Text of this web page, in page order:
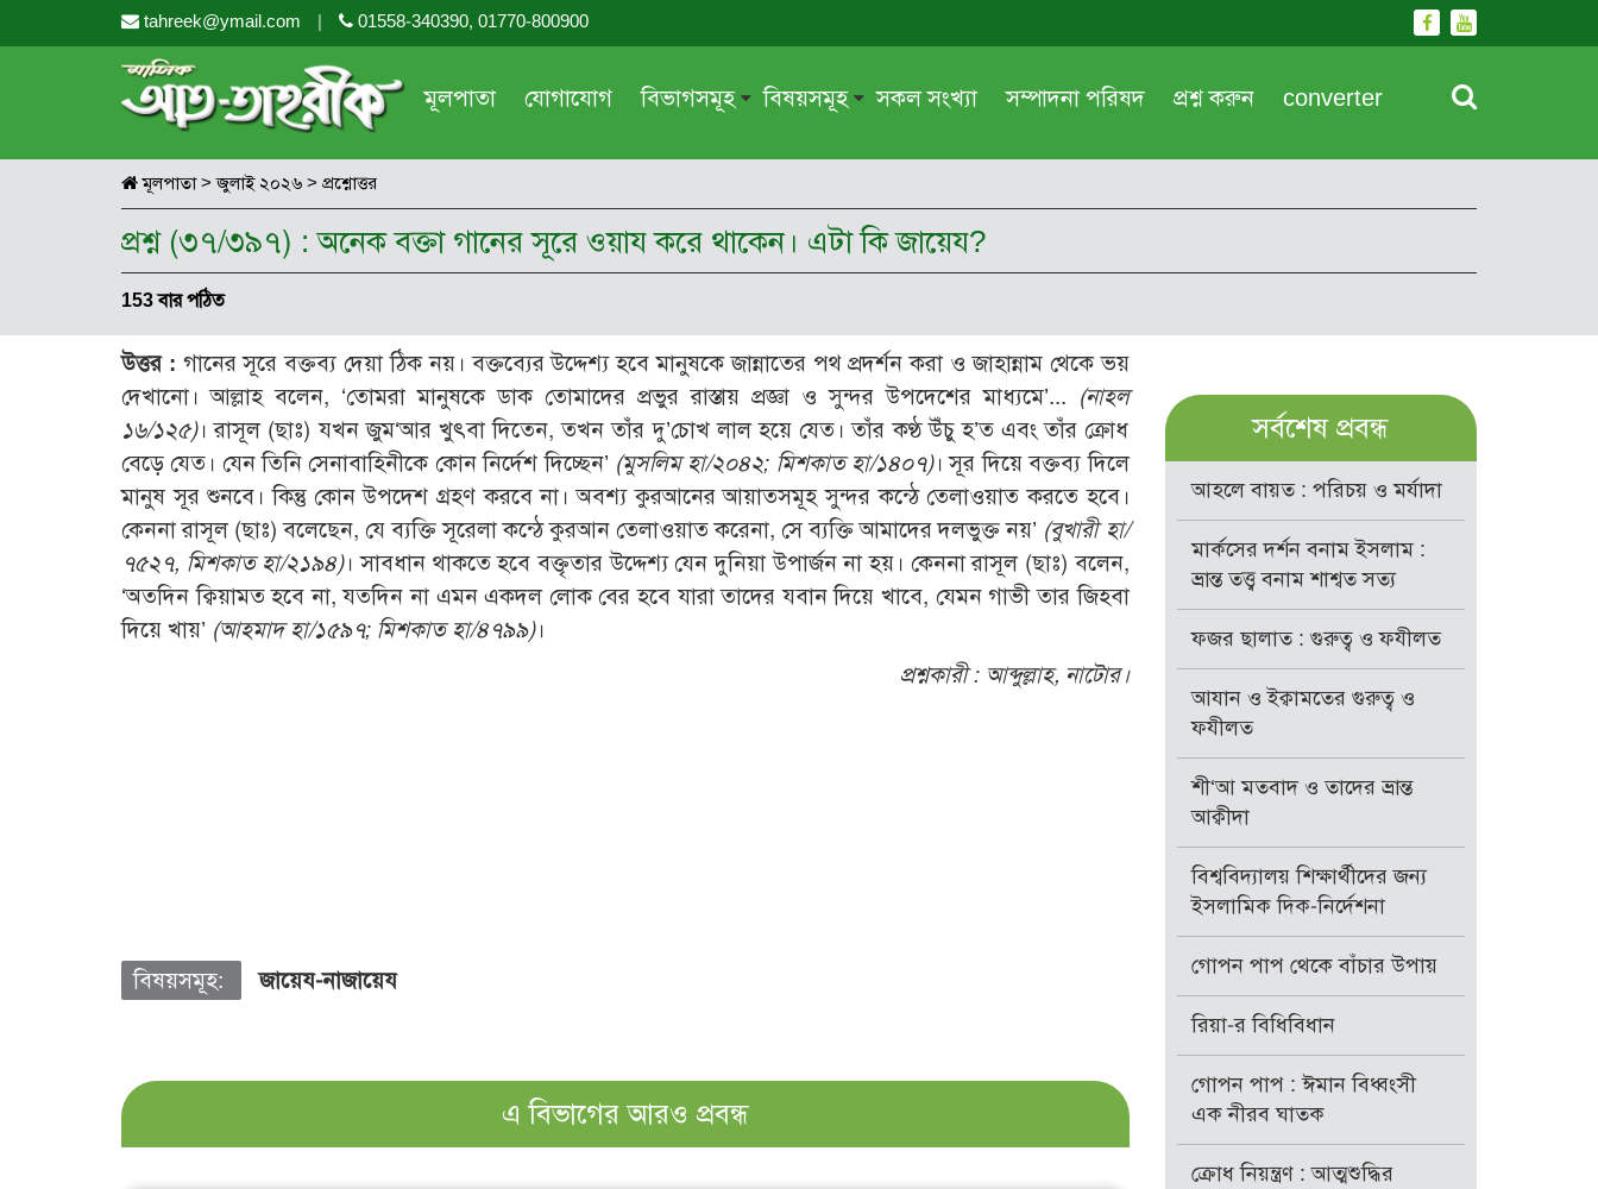
tahreek@ymail.com | 01558-340390, 01770-800900
মূলপাতা যোগাযোগ বিভাগসমূহ
দরসে কুরআন
সাময়িক প্রসঙ্গ
সময়ের ভাবনা
মহিলা অঙ্গন
আরও
বিষয়সমূহ
শিক্ষা ও সংস্কৃতি
পরকাল
নীতি-নৈতিকতা
তারবিয়াত
আরও
সকল সংখ্যা সম্পাদনা পরিষদ প্রশ্ন করুন converter
মূলপাতা> জুলাই ২০২৬ > প্রশ্নোত্তর
প্রশ্ন (৩৭/৩৯৭) : অনেক বক্তা গানের সূরে ওয়ায করে থাকেন। এটা কি জায়েয?
153 বার পঠিত
উত্তর : গানের সূরে বক্তব্য দেয়া ঠিক নয়। বক্তব্যের উদ্দেশ্য হবে মানুষকে জান্নাতের পথ প্রদর্শন করা ও জাহান্নাম থেকে ভয়
দেখানো। আল্লাহ বলেন, ‘তোমরা মানুষকে ডাক তোমাদের প্রভুর রাস্তায় প্রজ্ঞা ও সুন্দর উপদেশের মাধ্যমে’... (নাহল
১৬/১২৫)। রাসূল (ছাঃ) যখন জুম‘আর খুৎবা দিতেন, তখন তাঁর দু’চোখ লাল হয়ে যেত। তাঁর কণ্ঠ উঁচু হ’ত এবং তাঁর ক্রোধ
বেড়ে যেত। যেন তিনি সেনাবাহিনীকে কোন নির্দেশ দিচ্ছেন’ (মুসলিম হা/২০৪২; মিশকাত হা/১৪০৭)। সূর দিয়ে বক্তব্য দিলে
মানুষ সূর শুনবে। কিন্তু কোন উপদেশ গ্রহণ করবে না। অবশ্য কুরআনের আয়াতসমূহ সুন্দর কন্ঠে তেলাওয়াত করতে হবে।
কেননা রাসূল (ছাঃ) বলেছেন, যে ব্যক্তি সূরেলা কন্ঠে কুরআন তেলাওয়াত করেনা, সে ব্যক্তি আমাদের দলভুক্ত নয়’ (বুখারী হা/
৭৫২৭, মিশকাত হা/২১৯৪)। সাবধান থাকতে হবে বক্তৃতার উদ্দেশ্য যেন দুনিয়া উপার্জন না হয়। কেননা রাসূল (ছাঃ) বলেন,
‘অতদিন ক্বিয়ামত হবে না, যতদিন না এমন একদল লোক বের হবে যারা তাদের যবান দিয়ে খাবে, যেমন গাভী তার জিহবা
দিয়ে খায়’ (আহমাদ হা/১৫৯৭; মিশকাত হা/৪৭৯৯)।
প্রশ্নকারী : আব্দুল্লাহ, নাটোর।
বিষয়সমূহ: জায়েয-নাজায়েয
এ বিভাগের আরও প্রবন্ধ
সর্বশেষ প্রবন্ধ
আহলে বায়ত : পরিচয় ও মর্যাদা
মার্কসের দর্শন বনাম ইসলাম :
ভ্রান্ত তত্ত্ব বনাম শাশ্বত সত্য
ফজর ছালাত : গুরুত্ব ও ফযীলত
আযান ও ইক্বামতের গুরুত্ব ও
ফযীলত
শী‘আ মতবাদ ও তাদের ভ্রান্ত
আক্বীদা
বিশ্ববিদ্যালয় শিক্ষার্থীদের জন্য
ইসলামিক দিক-নির্দেশনা
গোপন পাপ থেকে বাঁচার উপায়
রিয়া-র বিধিবিধান
গোপন পাপ : ঈমান বিধ্বংসী
এক নীরব ঘাতক
ক্রোধ নিয়ন্ত্রণ : আত্মশুদ্ধির